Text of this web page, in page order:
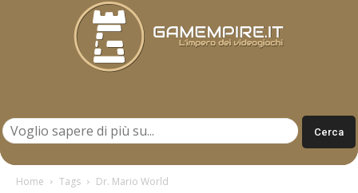
Home Tags Dr. Mario World